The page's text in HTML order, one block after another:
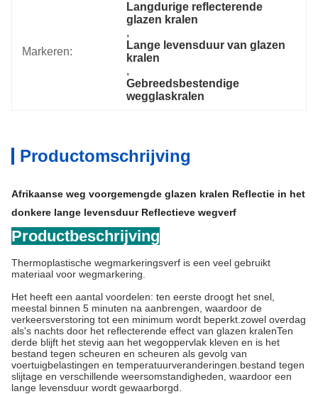
Markeren:
Langdurige reflecterende
glazen kralen
,
Lange levensduur van glazen
kralen
,
Gebreedsbestendige
wegglaskralen
Productomschrijving
Afrikaanse weg voorgemengde glazen kralen Reflectie in het
donkere lange levensduur Reflectieve wegverf
Productbeschrijving
Thermoplastische wegmarkeringsverf is een veel gebruikt
materiaal voor wegmarkering.
Het heeft een aantal voordelen: ten eerste droogt het snel,
meestal binnen 5 minuten na aanbrengen, waardoor de
verkeersverstoring tot een minimum wordt beperkt.zowel overdag
als's nachts door het reflecterende effect van glazen kralenTen
derde blijft het stevig aan het wegoppervlak kleven en is het
bestand tegen scheuren en scheuren als gevolg van
voertuigbelastingen en temperatuurveranderingen.bestand tegen
slijtage en verschillende weersomstandigheden, waardoor een
lange levensduur wordt gewaarborgd.